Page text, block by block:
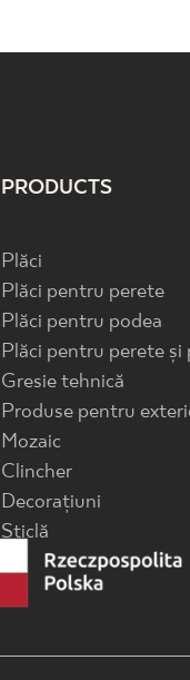
PRODUCTS
Plăci
Plăci pentru perete
Plăci pentru podea
Plăci pentru perete și
Gresie tehnică
Produse pentru
Mozaic
Clincher
Decorațiuni
Sticlă